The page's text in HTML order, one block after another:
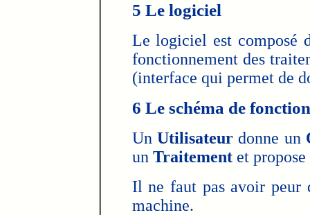
5 Le logiciel
Le logiciel est composé
fonctionnement des
(interface qui permet de
6 Le schéma de
Un Utilisateurdonne un
un Traitementet
Il ne faut pas avoir peur
machine.